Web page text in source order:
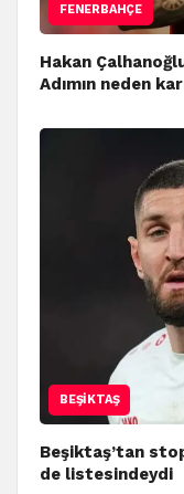
FENERBAHÇE
Hakan
Adımın neden
BEŞIKTAŞ
Beşiktaş’tan
de listesindeydi